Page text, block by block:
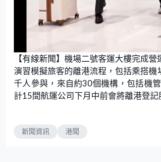
n
m
u
t
e
a
d
e
d
:
5
0
9
4
【有線新聞】機場二號客運大樓完成
演習模擬旅客的離港流程，包括乘搭
千人參與，來自約30個機構，包括機
計15間航運公司下月中前會將離港登
新聞資訊 港聞